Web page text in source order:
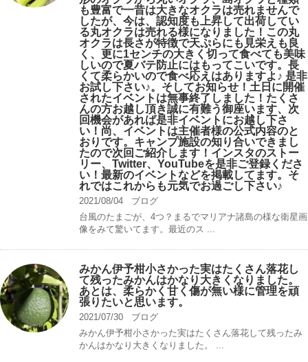
も豊富で一昔は大きなオクラは売れませんで
したが、今は、認知度も上昇して出荷してい
る丸オクラは売れる様になりました！この丸
オクラは長さが特徴で天ぷらにも見栄えも良
く、更に1センチの大きく切って食べても美味
しいので夏バテ防止にはもってこいです。長
くて柔らかいので食べ応えはありますよ♪ 是非
お試し下さい♪。そしてお知らせ！土日に開催
されたイベントは無事終了しました！たくさ
んの方お越し頂き誠に有難う御座います、次
回機会があれば是非イベントにお越し下さ
い！尚、イベントは主催者様の公式内容のと
おりです。キャンプ️施設の知り合いできまし
たので次回ご紹介します！インスタのストー
リー、Twitter、YouTubeを是非ご登録くださ
い！最新のイベントなどを掲載してます。そ
れではこれからも元気でお過ごし下さい♪
2021/08/04
ブログ
台風のたまごが、4つ？まるでマリアナ諸島の様な衛星画
像をみて驚いてます。最近のス ...
みかん伊予柑小さかった実はたくさん落花し
て残ったみかんはかなり大きくなりました。
あとは、柔らかく甘く傷が無い様に管理を頑
張りたいと思います。
2021/07/30
ブログ
みかん伊予柑小さかった実はたくさん落花して残ったみ
かんはかなり大きくなりました。 ...